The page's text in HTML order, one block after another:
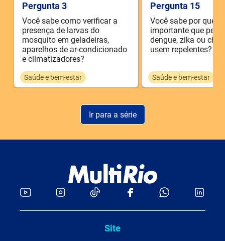
Pergunta 3
Você sabe como verificar a
presença de larvas do
mosquito em geladeiras,
aparelhos de ar-condicionado
e climatizadores?
Saúde e bem-estar
Pergunta 15
Você sabe por que é
importante que
dengue, zika ou
usem repelentes?
Saúde e bem-estar
Ir para a série
Site